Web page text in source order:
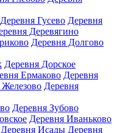
Деревня Гусево Деревня
Деревягино
Деревня Долгово
Деревня Дорское
Ермаково Деревня
Деревня
Деревня Зубово
Деревня Иваньково
Деревня Исады Деревня